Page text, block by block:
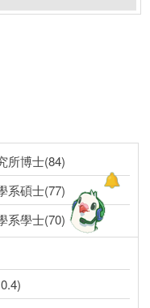
所博士(84)
系碩士(77)
系學士(70)